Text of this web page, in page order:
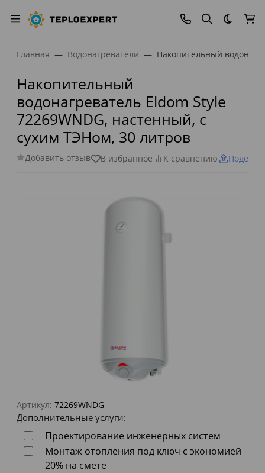
Темная
Главная Водонагреватели Накопительный
Накопительный
водонагреватель Eldom Style
72269WNDG, настенный, с
сухим ТЭНом, 30 литров
Добавить отзыв В избранное К сравнению
Артикул: 72269WNDG
Дополнительные услуги:
Проектирование инженерных систем
Монтаж отопления под ключ с экономией
20% на смете